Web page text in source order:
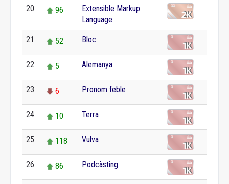
20 96
Extensible Markup
Language
21 52 Bloc
22 5 Alemanya
23 6 Pronom feble
24 10 Terra
25 118 Vulva
26 86 Podcàsting